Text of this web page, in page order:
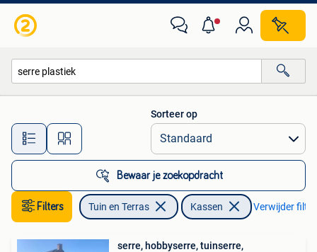
Alle afstanden…
Sorteer op
Bewaar je zoekopdracht
Filters Tuin en Terras Kassen Verwijder
serre, hobbyserre, tuinserre,